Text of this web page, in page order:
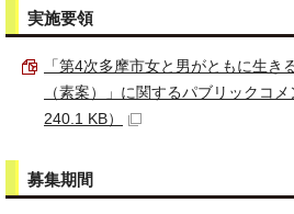
実施要領
「第4次多摩市女と男がともに生き
（素案）」に関するパブリックコ
240.1 KB）
募集期間